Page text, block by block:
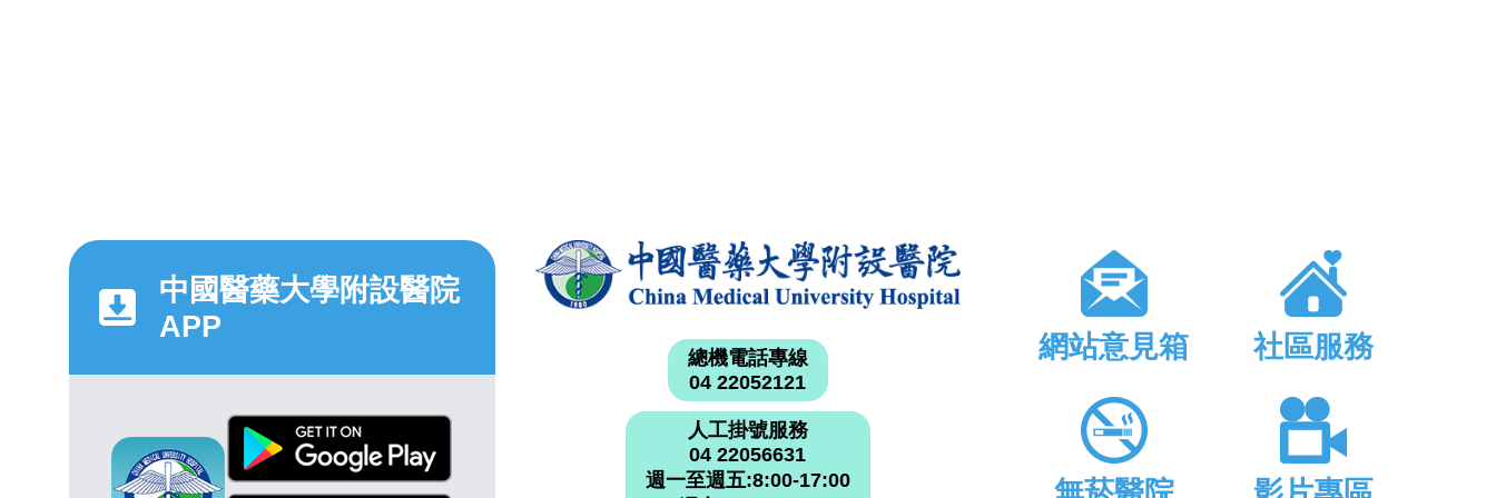
中國醫藥大學附設醫院
APP
總機電話專線
04 22052121
人工掛號服務
04 22056631
週一至週五:8:00-17:00
網站意見箱 社區服務